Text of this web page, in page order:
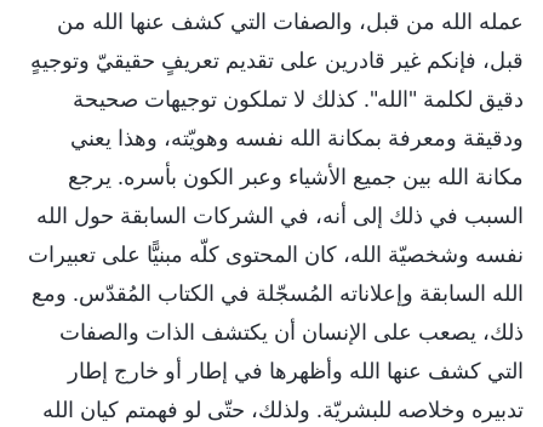
عمله الله من قبل، والصفات التي كشف عنها الله من
قبل، فإنكم غير قادرين على تقديم تعريفٍ حقيقيّ وتوجيهٍ
دقيق لكلمة "الله". كذلك لا تملكون توجيهات صحيحة
ودقيقة ومعرفة بمكانة الله نفسه وهويّته، وهذا يعني
مكانة الله بين جميع الأشياء وعبر الكون بأسره. يرجع
السبب في ذلك إلى أنه، في الشركات السابقة حول الله
نفسه وشخصيّة الله، كان المحتوى كلّه مبنيًّا على تعبيرات
الله السابقة وإعلاناته المُسجّلة في الكتاب المُقدّس. ومع
ذلك، يصعب على الإنسان أن يكتشف الذات والصفات
التي كشف عنها الله وأظهرها في إطار أو خارج إطار
تدبيره وخلاصه للبشريّة. ولذلك، حتّى لو فهمتم كيان الله